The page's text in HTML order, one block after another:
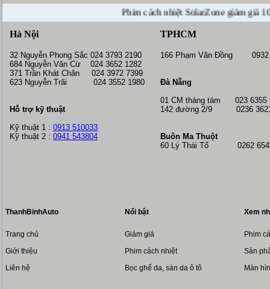
Phim cách nhiệt SolarZone giảm giá
Hà Nội
32 Nguyễn Phong Sắc 024 3793 2190
684 Nguyễn Văn Cừ 024 3652 1282
371 Trần Khát Chân 024 3972 7399
623 Nguyễn Trãi 024 3552 1980
Hỗ trợ kỹ thuật
Kỹ thuật 1 : 0913 510033
Kỹ thuật 2 : 0941 543804
TPHCM
166 Phạm Văn Đồng 0932
Đà Nẵng
01 CM tháng tám 023 6355
142 đường 2/9 0236
Buôn Ma Thuột
60 Lý Thái Tổ 0262
ThanhBinhAuto
Trang chủ
Giới thiệu
Liên hệ
Nổi bật
Giảm giá
Phim cách nhiệt
Bọc ghế da, sàn da ô tô
Xem
Phim
Sản
Màn